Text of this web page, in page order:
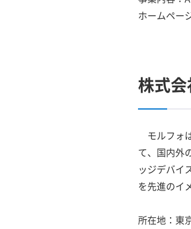
ホームペー
株式
モルフォ
て、国内外
ッジデバイ
を先進のイ
所在地：東